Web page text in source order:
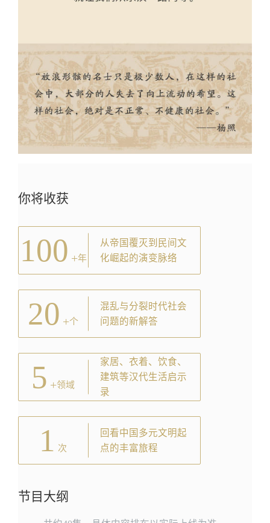
你将收获
100 +年
从帝国覆灭到民间文
化崛起的演变脉络
20 +个
混乱与分裂时代社会
问题的新解答
5 +领域
家居、衣着、饮食、
建筑等汉代生活启示
录
1 次
回看中国多元文明起
点的丰富旅程
节目大纲